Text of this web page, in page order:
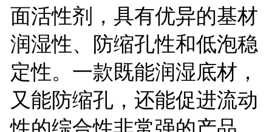
面活性剂，具有优异的基材
润湿性、防缩孔性和低泡稳
定性。一款既能润湿底材，
又能防缩孔，还能促进流动